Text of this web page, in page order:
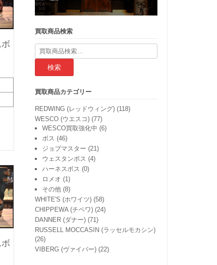
買取商品検索
検
索
果:
買取商品カテゴリー
REDWING (レッドウィング) (118)
WESCO (ウエスコ) (77)
WESCO買取強化中 (6)
ボス (46)
ジョブマスター (21)
ウェスタンボス (4)
ハーネスボス (0)
ロメオ (1)
その他 (8)
WHITE'S (ホワイツ) (58)
CHIPPEWA (チペワ) (24)
DANNER (ダナー) (71)
RUSSELL MOCCASIN (ラッセルモカシン)
(26)
VIBERG (ヴァイバー) (22)